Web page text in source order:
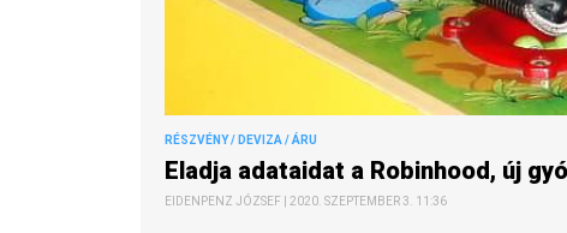
RÉSZVÉNY / DEVIZA / ÁRU
Eladja adataidat a Robinhood, új
EIDENPENZ JÓZSEF | 2020. SZEPTEMBER 3. 11:36